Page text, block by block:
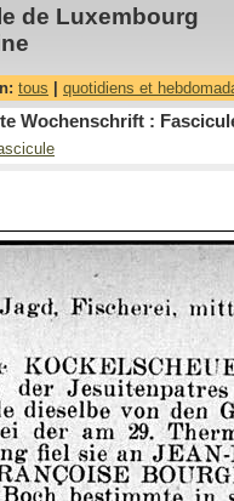
de Luxembourg
tous quotidiens et
Wochenschrift :